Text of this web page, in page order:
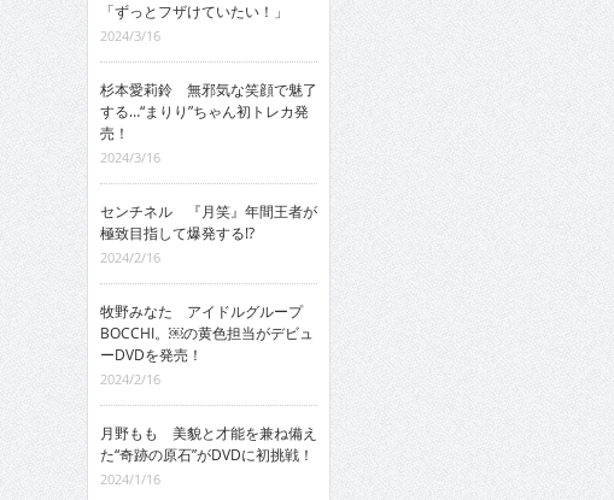
「ずっとフザけていたい！」
2024/3/16
杉本愛莉鈴 無邪気な笑顔で魅了
する…“まりり”ちゃん初トレカ発
売！
2024/3/16
センチネル 『月笑』年間王者が
極致目指して爆発する!?
2024/2/16
牧野みなた アイドルグループ
BOCCHI。￼の黄色担当がデビュ
ーDVDを発売！
2024/2/16
月野もも 美貌と才能を兼ね備え
た“奇跡の原石”がDVDに初挑戦！
2024/1/16